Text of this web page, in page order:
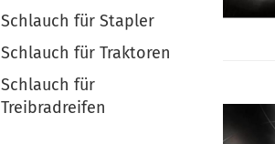
Schlauch für Stapler
Schlauch für Traktoren
Schlauch für
Treibradreifen